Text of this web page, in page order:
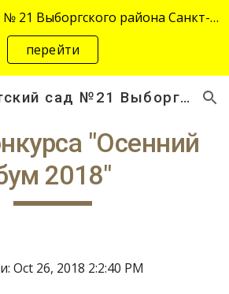
Skip to navigation
ГБДОУ детский сад № 21 Выборгского района Санкт-Петербурга переехал на новый адрес "site-2645.siteedu.ru".
перейти
ГБДОУ детский сад №21 Выборгского района Санкт-Петербурга
"Осенний
2018"
Oct 26, 2018 2:2:40 PM